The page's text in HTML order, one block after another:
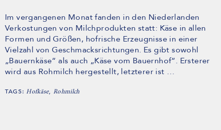
Im vergangenen Monat fanden in den Niederlanden
Verkostungen von Milchprodukten statt: Käse in allen
Formen und Größen, hofrische Erzeugnisse in einer
Vielzahl von Geschmacksrichtungen. Es gibt sowohl
„Bauernkäse“ als auch „Käse vom Bauernhof“. Ersterer
wird aus Rohmilch hergestellt, letzterer ist …
TAGS:Hofkäse, Rohmilch